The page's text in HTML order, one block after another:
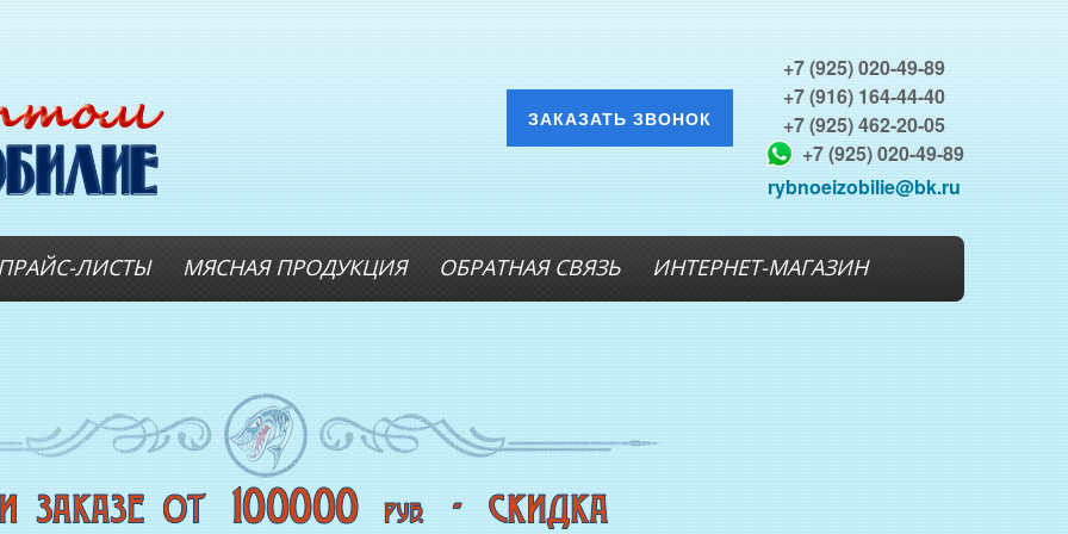
+7 (925) 020-49-89
+7 (916) 164-44-40
+7 (925) 462-20-05
+7 (925) 020-49-89
rybnoeizobilie@bk.ru
ЗАКАЗАТЬ ЗВОНОК
ЛИСТЫ
КОНСЕРВЫ
цены на РЫБНЫЕ СТЕЙКИ
цены на
СВЕЖЕЗАМОРОЖЕННУЮ РЫБУ
МЯСНАЯ ПРОДУКЦИЯ ОБРАТНАЯ СВЯЗЬ ИНТЕРНЕТ-МАГАЗИН